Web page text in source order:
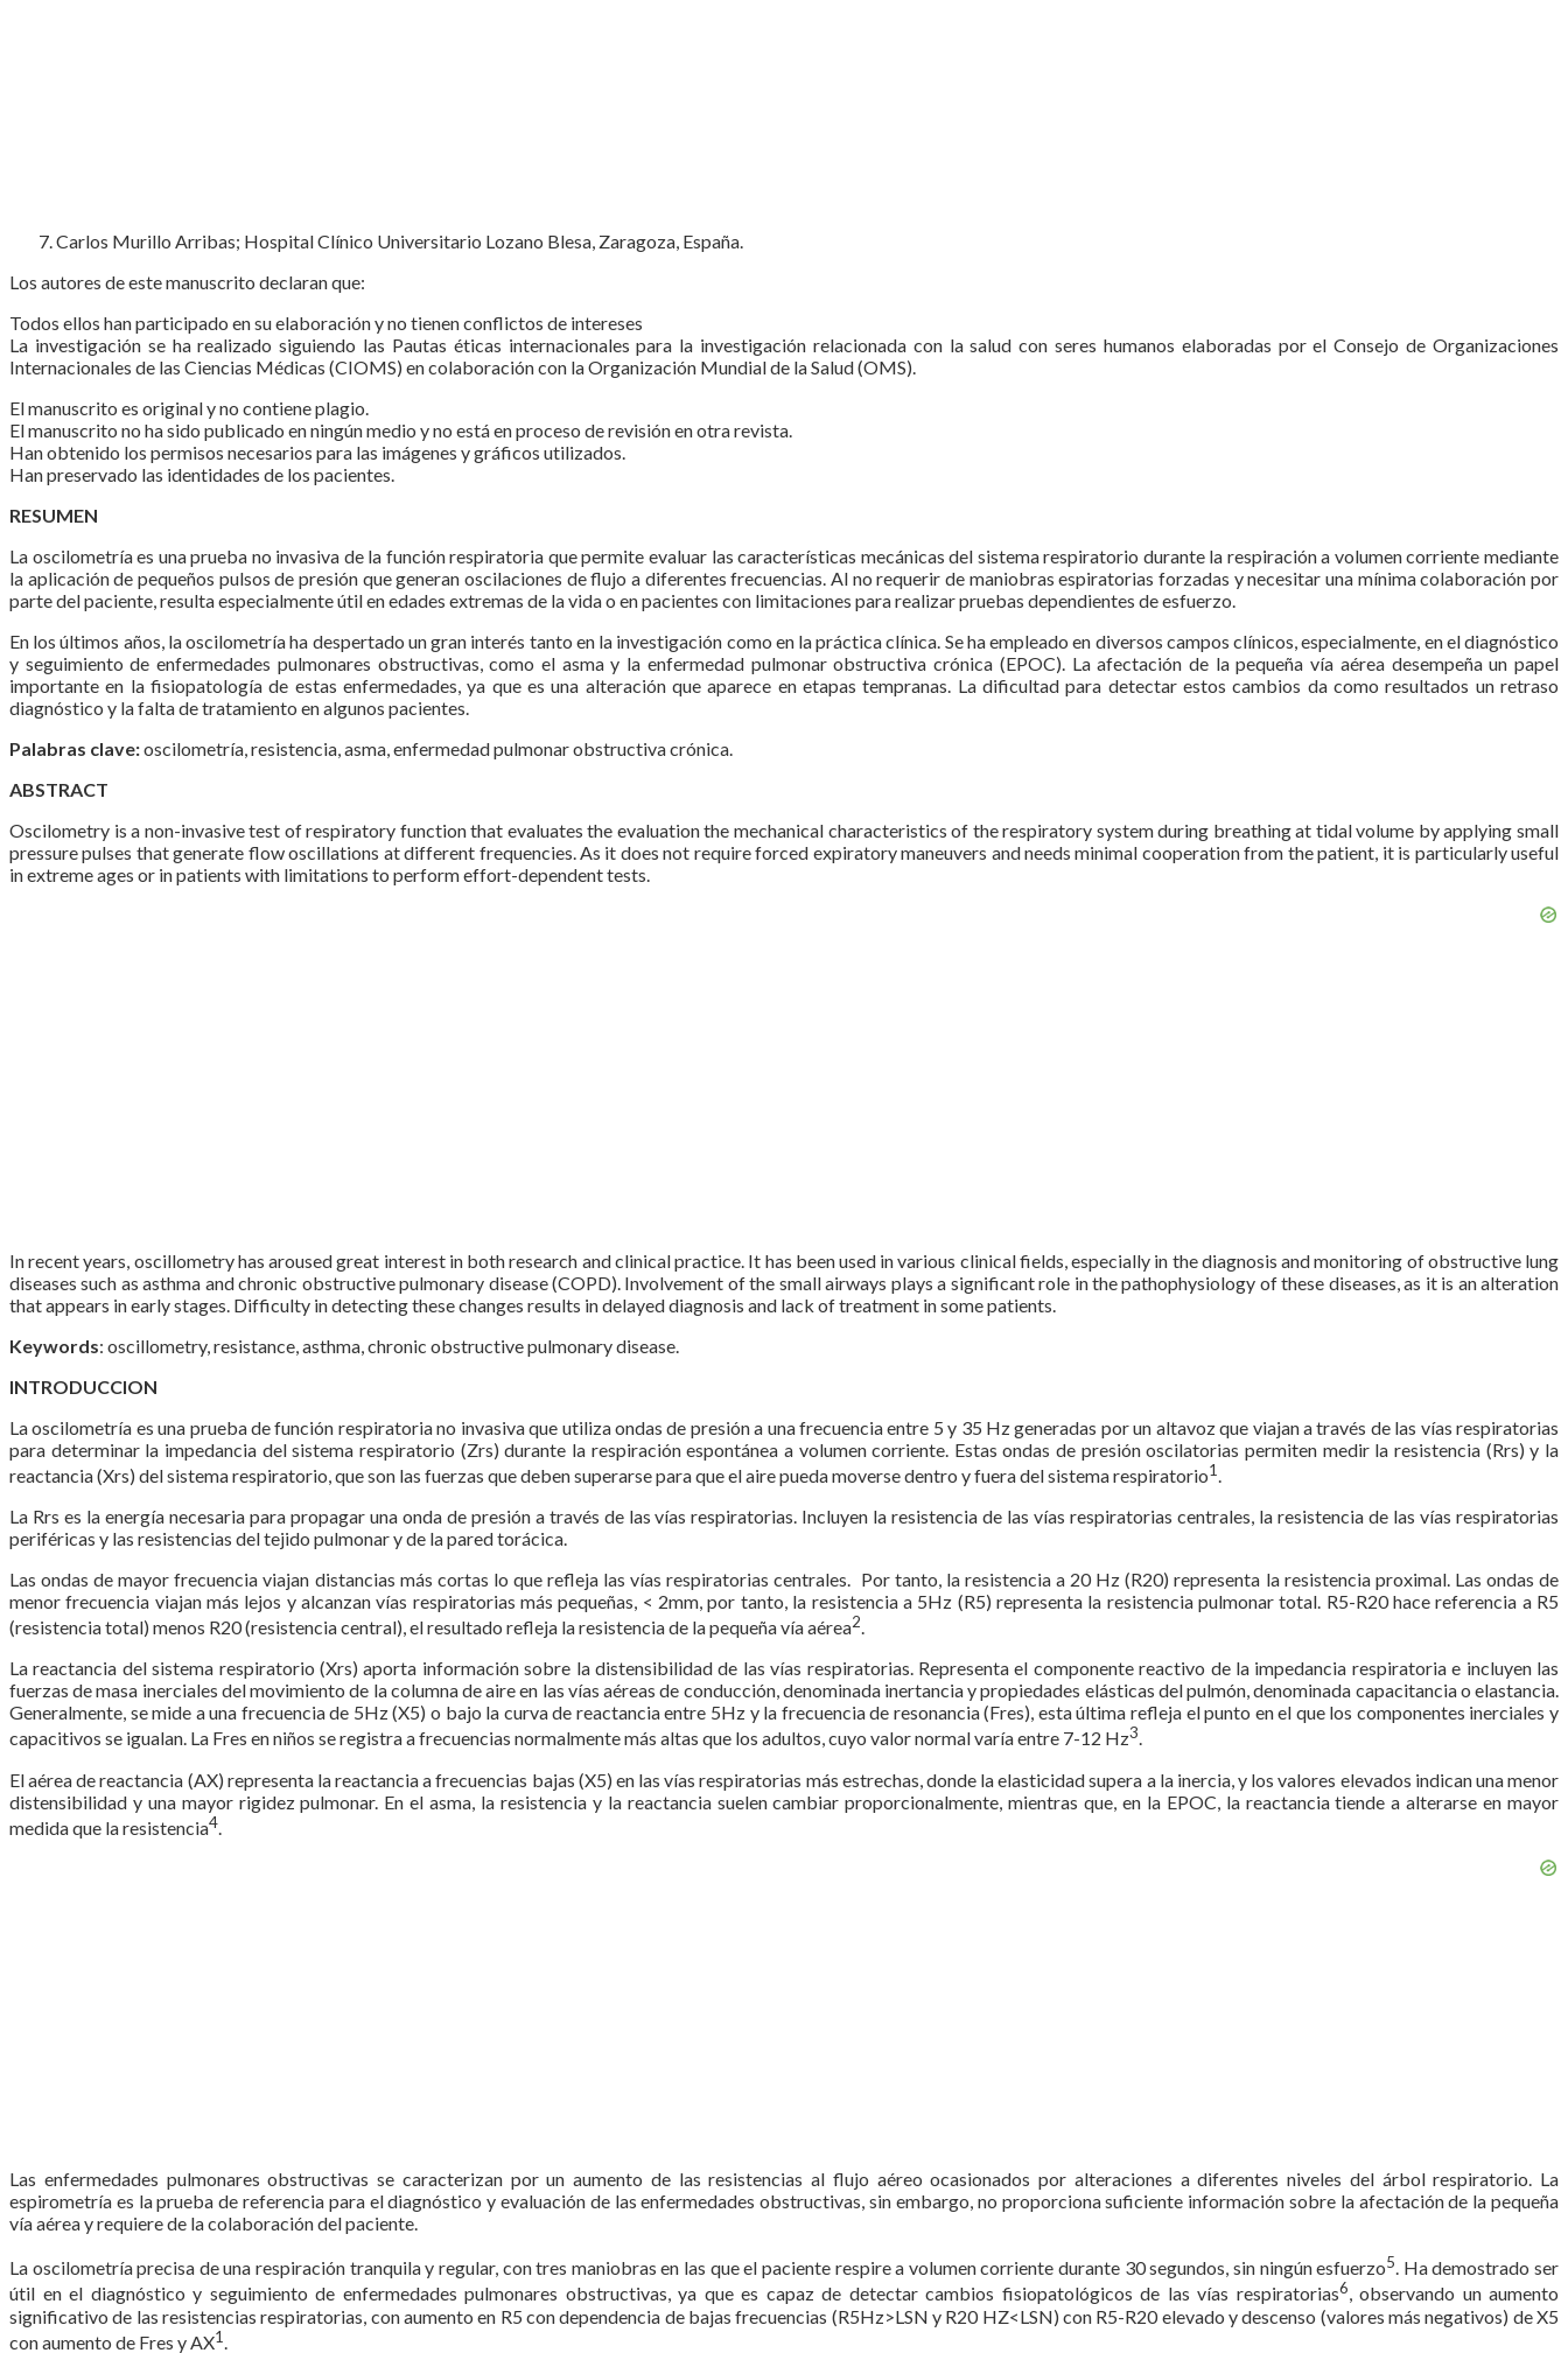
Carlos Murillo Arribas; Hospital Clínico Universitario Lozano Blesa, Zaragoza, España.
Los autores de este manuscrito declaran que:
Todos ellos han participado en su elaboración y no tienen conflictos de intereses
La investigación se ha realizado siguiendo las Pautas éticas internacionales para la investigación relacionada con la salud con seres humanos elaboradas por el Consejo de Organizaciones
Internacionales de las Ciencias Médicas (CIOMS) en colaboración con la Organización Mundial de la Salud (OMS).
El manuscrito es original y no contiene plagio.
El manuscrito no ha sido publicado en ningún medio y no está en proceso de revisión en otra revista.
Han obtenido los permisos necesarios para las imágenes y gráficos utilizados.
Han preservado las identidades de los pacientes.
RESUMEN
La oscilometría es una prueba no invasiva de la función respiratoria que permite evaluar las características mecánicas del sistema respiratorio durante la respiración a volumen corriente mediante
la aplicación de pequeños pulsos de presión que generan oscilaciones de flujo a diferentes frecuencias. Al no requerir de maniobras espiratorias forzadas y necesitar una mínima colaboración por
parte del paciente, resulta especialmente útil en edades extremas de la vida o en pacientes con limitaciones para realizar pruebas dependientes de esfuerzo.
En los últimos años, la oscilometría ha despertado un gran interés tanto en la investigación como en la práctica clínica. Se ha empleado en diversos campos clínicos, especialmente, en el diagnóstico
y seguimiento de enfermedades pulmonares obstructivas, como el asma y la enfermedad pulmonar obstructiva crónica (EPOC). La afectación de la pequeña vía aérea desempeña un papel
importante en la fisiopatología de estas enfermedades, ya que es una alteración que aparece en etapas tempranas. La dificultad para detectar estos cambios da como resultados un retraso
diagnóstico y la falta de tratamiento en algunos pacientes.
Palabras clave:oscilometría, resistencia, asma, enfermedad pulmonar obstructiva crónica.
ABSTRACT
Oscilometry is a non-invasive test of respiratory function that evaluates the evaluation the mechanical characteristics of the respiratory system during breathing at tidal volume by applying small
pressure pulses that generate flow oscillations at different frequencies. As it does not require forced expiratory maneuvers and needs minimal cooperation from the patient, it is particularly useful
in extreme ages or in patients with limitations to perform effort-dependent tests.
In recent years, oscillometry has aroused great interest in both research and clinical practice. It has been used in various clinical fields, especially in the diagnosis and monitoring of obstructive lung
diseases such as asthma and chronic obstructive pulmonary disease (COPD). Involvement of the small airways plays a significant role in the pathophysiology of these diseases, as it is an alteration
that appears in early stages. Difficulty in detecting these changes results in delayed diagnosis and lack of treatment in some patients.
Keywords: oscillometry, resistance, asthma, chronic obstructive pulmonary disease.
INTRODUCCION
La oscilometría es una prueba de función respiratoria no invasiva que utiliza ondas de presión a una frecuencia entre 5 y 35 Hz generadas por un altavoz que viajan a través de las vías respiratorias
para determinar la impedancia del sistema respiratorio (Zrs) durante la respiración espontánea a volumen corriente. Estas ondas de presión oscilatorias permiten medir la resistencia (Rrs) y la
reactancia (Xrs) del sistema respiratorio, que son las fuerzas que deben superarse para que el aire pueda moverse dentro y fuera del sistema respiratorio1.
La Rrs es la energía necesaria para propagar una onda de presión a través de las vías respiratorias. Incluyen la resistencia de las vías respiratorias centrales, la resistencia de las vías respiratorias
periféricas y las resistencias del tejido pulmonar y de la pared torácica.
Las ondas de mayor frecuencia viajan distancias más cortas lo que refleja las vías respiratorias centrales. Por tanto, la resistencia a 20 Hz (R20) representa la resistencia proximal. Las ondas de
menor frecuencia viajan más lejos y alcanzan vías respiratorias más pequeñas, < 2mm, por tanto, la resistencia a 5Hz (R5) representa la resistencia pulmonar total. R5-R20 hace referencia a R5
(resistencia total) menos R20 (resistencia central), el resultado refleja la resistencia de la pequeña vía aérea2.
La reactancia del sistema respiratorio (Xrs) aporta información sobre la distensibilidad de las vías respiratorias. Representa el componente reactivo de la impedancia respiratoria e incluyen las
fuerzas de masa inerciales del movimiento de la columna de aire en las vías aéreas de conducción, denominada inertancia y propiedades elásticas del pulmón, denominada capacitancia o elastancia.
Generalmente, se mide a una frecuencia de 5Hz (X5) o bajo la curva de reactancia entre 5Hz y la frecuencia de resonancia (Fres), esta última refleja el punto en el que los componentes inerciales y
capacitivos se igualan. La Fres en niños se registra a frecuencias normalmente más altas que los adultos, cuyo valor normal varía entre 7-12 Hz3.
El aérea de reactancia (AX) representa la reactancia a frecuencias bajas (X5) en las vías respiratorias más estrechas, donde la elasticidad supera a la inercia, y los valores elevados indican una menor
distensibilidad y una mayor rigidez pulmonar. En el asma, la resistencia y la reactancia suelen cambiar proporcionalmente, mientras que, en la EPOC, la reactancia tiende a alterarse en mayor
medida que la resistencia4.
Las enfermedades pulmonares obstructivas se caracterizan por un aumento de las resistencias al flujo aéreo ocasionados por alteraciones a diferentes niveles del árbol respiratorio. La
espirometría es la prueba de referencia para el diagnóstico y evaluación de las enfermedades obstructivas, sin embargo, no proporciona suficiente información sobre la afectación de la pequeña
vía aérea y requiere de la colaboración del paciente.
La oscilometría precisa de una respiración tranquila y regular, con tres maniobras en las que el paciente respire a volumen corriente durante 30 segundos, sin ningún esfuerzo5. Ha demostrado ser
útil en el diagnóstico y seguimiento de enfermedades pulmonares obstructivas, ya que es capaz de detectar cambios fisiopatológicos de las vías respiratorias6, observando un aumento
significativo de las resistencias respiratorias, con aumento en R5 con dependencia de bajas frecuencias (R5Hz>LSN y R20 HZ<LSN) con R5-R20 elevado y descenso (valores más negativos) de X5
con aumento de Fres y AX1.